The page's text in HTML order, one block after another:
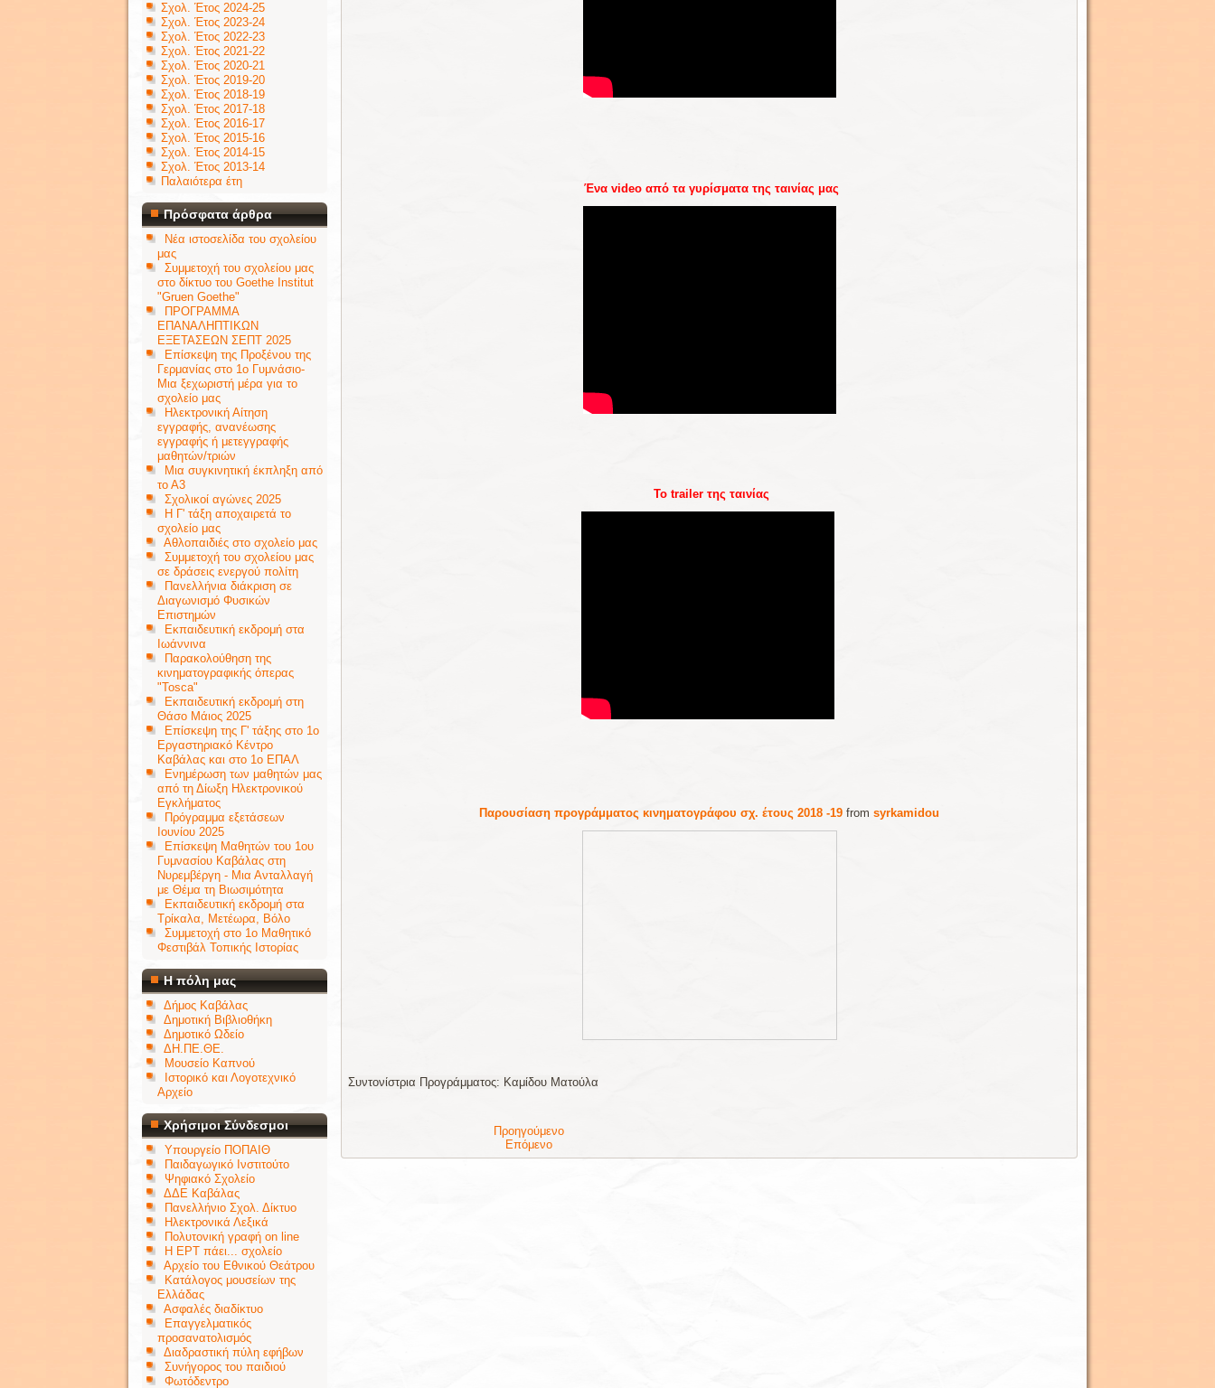
Σχολ. Έτος 2024-25
Σχολ. Έτος 2023-24
Σχολ. Έτος 2022-23
Σχολ. Έτος 2021-22
Σχολ. Έτος 2020-21
Σχολ. Έτος 2019-20
Σχολ. Έτος 2018-19
Σχολ. Έτος 2017-18
Σχολ. Έτος 2016-17
Σχολ. Έτος 2015-16
Σχολ. Έτος 2014-15
Σχολ. Έτος 2013-14
Παλαιότερα έτη
Πρόσφατα άρθρα
Νέα ιστοσελίδα του σχολείου
μας
Συμμετοχή του σχολείου μας
στο δίκτυο του Goethe Institut
"Gruen Goethe"
ΠΡΟΓΡΑΜΜΑ
ΕΠΑΝΑΛΗΠΤΙΚΩΝ
ΕΞΕΤΑΣΕΩΝ ΣΕΠΤ 2025
Επίσκεψη της Προξένου της
Γερμανίας στο 1ο Γυμνάσιο-
Μια ξεχωριστή μέρα για το
σχολείο μας
Ηλεκτρονική Αίτηση
εγγραφής, ανανέωσης
εγγραφής ή μετεγγραφής
μαθητών/τριών
Μια συγκινητική έκπληξη από
το Α3
Σχολικοί αγώνες 2025
Η Γ' τάξη αποχαιρετά το
σχολείο μας
Αθλοπαιδιές στο σχολείο μας
Συμμετοχή του σχολείου μας
σε δράσεις ενεργού πολίτη
Πανελλήνια διάκριση σε
Διαγωνισμό Φυσικών
Επιστημών
Εκπαιδευτική εκδρομή στα
Ιωάννινα
Παρακολούθηση της
κινηματογραφικής όπερας
"Tosca"
Εκπαιδευτική εκδρομή στη
Θάσο Μάιος 2025
Επίσκεψη της Γ' τάξης στο 1ο
Εργαστηριακό Κέντρο
Καβάλας και στο 1ο ΕΠΑΛ
Ενημέρωση των μαθητών μας
από τη Δίωξη Ηλεκτρονικού
Εγκλήματος
Πρόγραμμα εξετάσεων
Ιουνίου 2025
Επίσκεψη Μαθητών του 1ου
Γυμνασίου Καβάλας στη
Νυρεμβέργη - Μια Ανταλλαγή
με Θέμα τη Βιωσιμότητα
Εκπαιδευτική εκδρομή στα
Τρίκαλα, Μετέωρα, Βόλο
Συμμετοχή στο 1ο Μαθητικό
Φεστιβάλ Τοπικής Ιστορίας
Η πόλη μας
Δήμος Καβάλας
Δημοτική Βιβλιοθήκη
Δημοτικό Ωδείο
ΔΗ.ΠΕ.ΘΕ.
Μουσείο Καπνού
Ιστορικό και Λογοτεχνικό
Αρχείο
Χρήσιμοι Σύνδεσμοι
Υπουργείο ΠΟΠΑΙΘ
Παιδαγωγικό Ινστιτούτο
Ψηφιακό Σχολείο
ΔΔΕ Καβάλας
Πανελλήνιο Σχολ. Δίκτυο
Ηλεκτρονικά Λεξικά
Πολυτονική γραφή on line
Η ΕΡΤ πάει... σχολείο
Αρχείο του Εθνικού Θεάτρου
Κατάλογος μουσείων της
Ελλάδας
Ασφαλές διαδίκτυο
Επαγγελματικός
προσανατολισμός
Διαδραστική πύλη εφήβων
Συνήγορος του παιδιού
Φωτόδεντρο
Ένα video από τα γυρίσματα της ταινίας μας
Το trailer της ταινίας
Παρουσίαση προγράμματος κινηματογράφου σχ. έτους 2018 -19 from syrkamidou
Συντονίστρια Προγράμματος: Καμίδου Ματούλα
Προηγούμενο
Επόμενο